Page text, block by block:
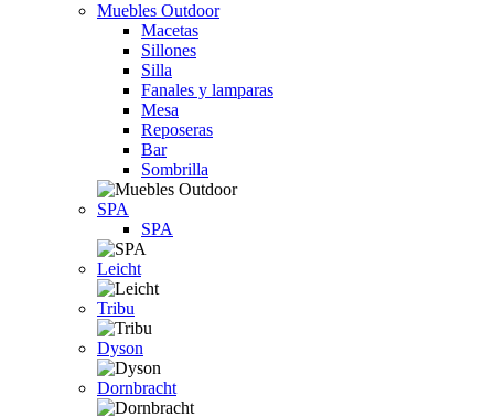
Muebles Outdoor
Macetas
Sillones
Silla
Fanales y lamparas
Mesa
Reposeras
Bar
Sombrilla
SPA
SPA
Leicht
Tribu
Dyson
Dornbracht